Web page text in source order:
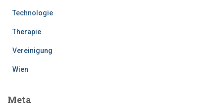
Technologie
Therapie
Vereinigung
Wien
Meta